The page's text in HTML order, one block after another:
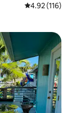
レビュー116
4.92 (116)